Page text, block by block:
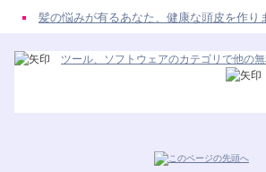
髪の悩みが有るあなた、健康な頭皮を作り
ツール、ソフトウェアのカテゴリで他の